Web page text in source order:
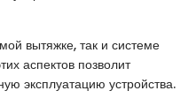
вытяжке, так и системе
аспектов позволит
эксплуатацию устройства.